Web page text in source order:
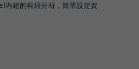
內建的樞紐分析，簡單設定資